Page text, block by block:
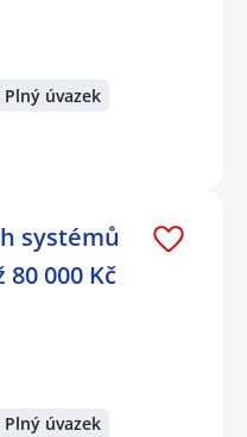
Plný úvazek
systémů
000 Kč
Plný úvazek